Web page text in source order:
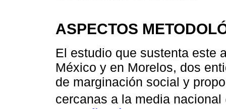
ASPECTOS
El estudio que sustenta este
México y en Morelos, dos
de marginación social y
cercanas a la media nacional